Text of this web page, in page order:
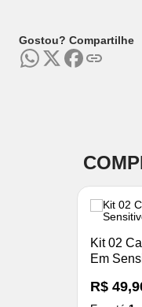
Gostou? Compartilhe
Kit 02
Em
R$